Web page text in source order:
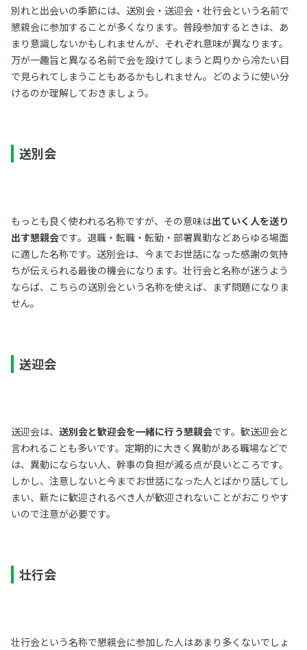
別れと出会いの季節には、送別会・送迎会・壮行会という名前で
懇親会に参加することが多くなります。普段参加するときは、あ
まり意識しないかもしれませんが、それぞれ意味が異なります。
万が一趣旨と異なる名前で会を設けてしまうと周りから冷たい目
で見られてしまうこともあるかもしれません。どのように使い分
けるのか理解しておきましょう。
送別会
もっとも良く使われる名称ですが、その意味は出ていく人を送り
出す懇親会です。退職・転職・転勤・部署異動などあらゆる場面
に適した名称です。送別会は、今までお世話になった感謝の気持
ちが伝えられる最後の機会になります。壮行会と名称が迷うよう
ならば、こちらの送別会という名称を使えば、まず問題になりま
せん。
送迎会
送迎会は、 送別会と歓迎会を一緒に行う懇親会です。歓送迎会と
言われることも多いです。定期的に大きく異動がある職場などで
は、異動にならない人、幹事の負担が減る点が良いところです。
しかし、注意しないと今までお世話になった人とばかり話してし
まい、新たに歓迎されるべき人が歓迎されないことがおこりやす
いので注意が必要です。
壮行会
壮行会という名称で懇親会に参加した人はあまり多くないでしょ